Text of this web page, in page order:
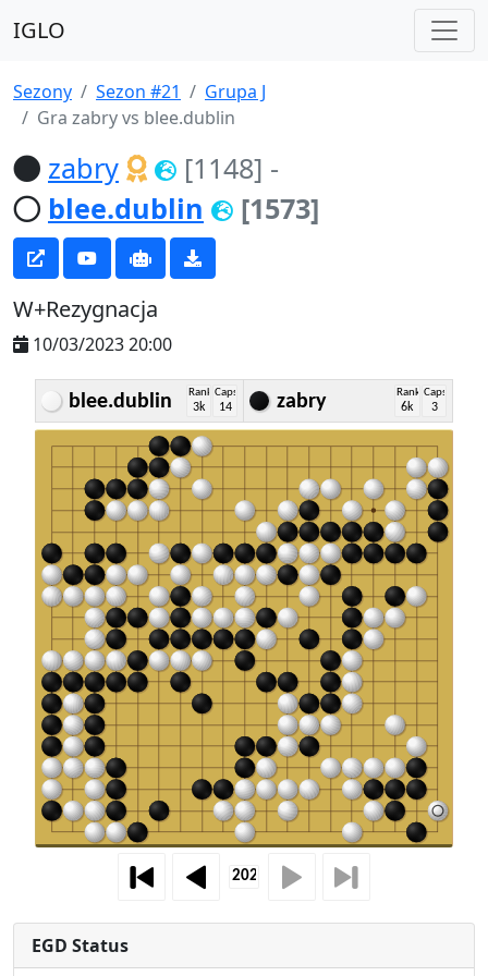
IGLO
Sezony Sezon #21
Grupa J
Gra zabry vs blee.dublin
zabry [1148] -
blee.dublin
[1573]
W+Rezygnacja
10/03/2023 20:00
blee.dublin Rank
3k
Caps
14 zabry Rank
6k
Caps
3
EGD Status